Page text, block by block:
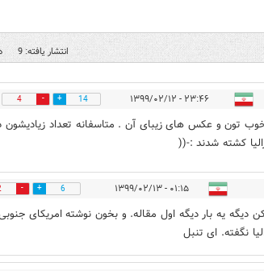
انتشار یافته: 9
۲۳:۴۶ - ۱۳۹۹/۰۲/۱۲ 14
4
تون و عکس های زیبای آن . متاسفانه تعداد
کشته شدند :-((
۰۱:۱۵ - ۱۳۹۹/۰۲/۱۳ 6
دیگه یه بار دیگه اول مقاله. و بخون نوشته امریکای
نگفته. ای تنبل